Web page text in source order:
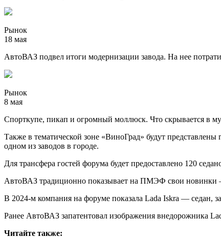
Рынок
18 мая
АвтоВАЗ подвел итоги модернизации завода. На нее
Рынок
8 мая
Спорткупе, пикап и огромный моллюск. Что скрывается в
Также в тематической зоне «ВиноГрад» будут
одном из заводов в городе.
Для трансфера гостей форума будет предоставлено 120
АвтоВАЗ традиционно показывает на ПМЭФ свои новинки —
В 2024-м компания на форуме показала Lada Iskra — седан,
Ранее АвтоВАЗ запатентовал изображения внедорожника
Читайте также: